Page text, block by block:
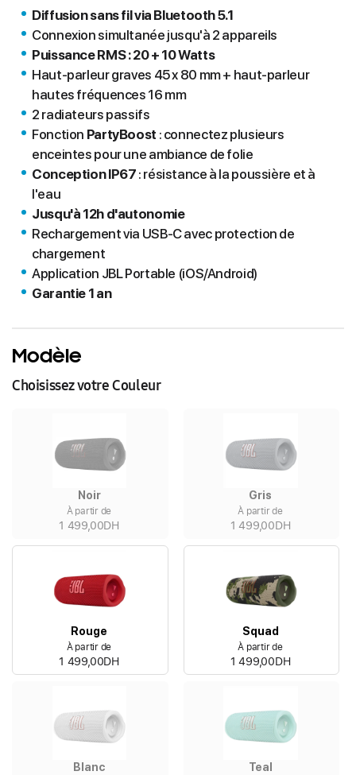
Diffusion sans fil via Bluetooth 5.1
Connexion simultanée jusqu'à 2 appareils
Puissance RMS : 20 + 10 Watts
Haut-parleur graves 45 x 80 mm + haut-parleur
hautes fréquences 16 mm
2 radiateurs passifs
Fonction PartyBoost : connectez plusieurs
enceintes pour une ambiance de folie
Conception IP67 : résistance à la poussière et à
l'eau
Jusqu'à 12h d'autonomie
Rechargement via USB-C avec protection de
chargement
Application JBL Portable (iOS/Android)
Garantie 1 an
Modèle
Choisissez votre Couleur
Noir
À partir de
1 499,00DH
Gris
À partir de
1 499,00DH
Rouge
À partir de
1 499,00DH
Squad
À partir de
1 499,00DH
Blanc Teal